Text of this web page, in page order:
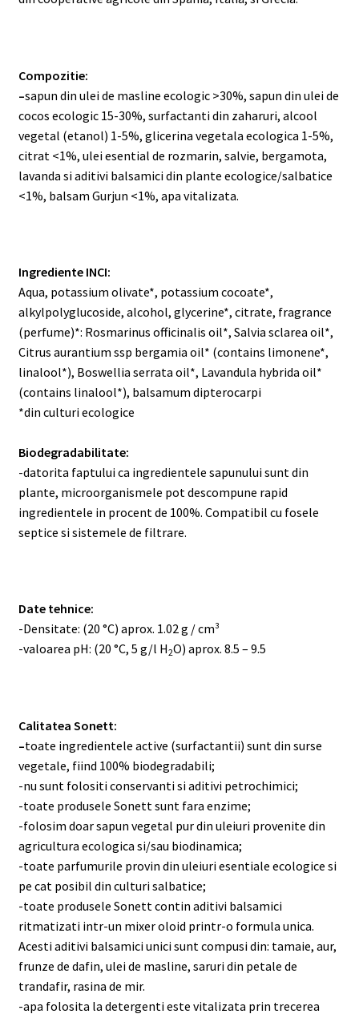
Compozitie:
–sapun din ulei de masline ecologic >30%, sapun din ulei de
cocos ecologic 15-30%, surfactanti din zaharuri, alcool
vegetal (etanol) 1-5%, glicerina vegetala ecologica 1-5%,
citrat <1%, ulei esential de rozmarin, salvie, bergamota,
lavanda si aditivi balsamici din plante ecologice/salbatice
<1%, balsam Gurjun <1%, apa vitalizata.
Ingrediente INCI:
Aqua, potassium olivate*, potassium cocoate*,
alkylpolyglucoside, alcohol, glycerine*, citrate, fragrance
(perfume)*: Rosmarinus officinalis oil*, Salvia sclarea oil*,
Citrus aurantium ssp bergamia oil* (contains limonene*,
linalool*), Boswellia serrata oil*, Lavandula hybrida oil*
(contains linalool*), balsamum dipterocarpi
*din culturi ecologice
Biodegradabilitate:
-datorita faptului ca ingredientele sapunului sunt din
plante, microorganismele pot descompune rapid
ingredientele in procent de 100%. Compatibil cu fosele
septice si sistemele de filtrare.
Date tehnice:
-Densitate: (20 °C) aprox. 1.02 g / cm³
-valoarea pH: (20 °C, 5 g/l H2O) aprox. 8.5 – 9.5
Calitatea Sonett:
–toate ingredientele active (surfactantii) sunt din surse
vegetale, fiind 100% biodegradabili;
-nu sunt folositi conservanti si aditivi petrochimici;
-toate produsele Sonett sunt fara enzime;
-folosim doar sapun vegetal pur din uleiuri provenite din
agricultura ecologica si/sau biodinamica;
-toate parfumurile provin din uleiuri esentiale ecologice si
pe cat posibil din culturi salbatice;
-toate produsele Sonett contin aditivi balsamici
ritmatizati intr-un mixer oloid printr-o formula unica.
Acesti aditivi balsamici unici sunt compusi din: tamaie, aur,
frunze de dafin, ulei de masline, saruri din petale de
trandafir, rasina de mir.
-apa folosita la detergenti este vitalizata prin trecerea